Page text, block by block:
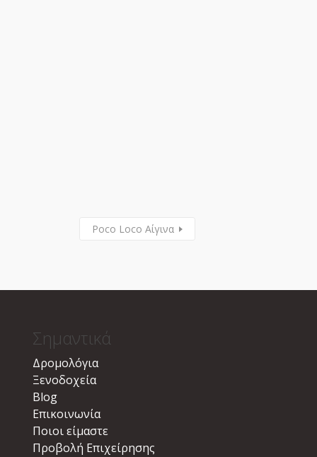
Poco Loco Αίγινα
Σημαντικά
Δρομολόγια
Ξενοδοχεία
Blog
Επικοινωνία
Ποιοι είμαστε
Προβολή Επιχείρησης